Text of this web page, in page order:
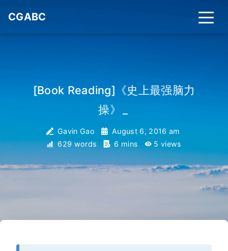
CGABC
[Book Reading]《史上最强脑力
操》
Gavin Gao
August 6, 2016 am
629 words
6 mins 5 views